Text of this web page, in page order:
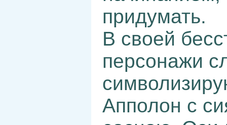
придумать.
В своей
персонажи
Апполон с